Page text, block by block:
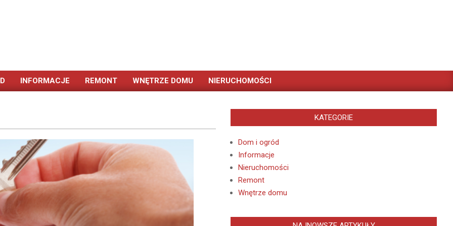
Primary
INFORMACJE REMONT WNĘTRZE DOMU NIERUCHOMOŚCI
KATEGORIE
Dom i ogród
Informacje
Nieruchomości
Remont
Wnętrze domu